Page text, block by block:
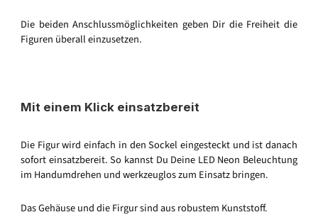
Die beiden Anschlussmöglichkeiten geben Dir die Freiheit die
Figuren überall einzusetzen.
Mit einem Klick einsatzbereit
Die Figur wird einfach in den Sockel eingesteckt und ist danach
sofort einsatzbereit. So kannst Du Deine LED Neon Beleuchtung
im Handumdrehen und werkzeuglos zum Einsatz bringen.
Das Gehäuse und die Firgur sind aus robustem Kunststoff.